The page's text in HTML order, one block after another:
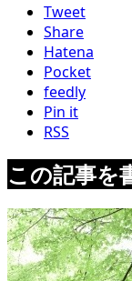
Tweet
Share
Hatena
Pocket
feedly
Pin it
RSS
この記事を